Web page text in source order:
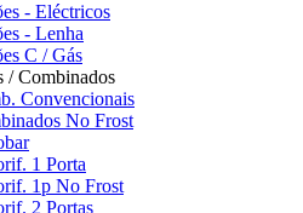
- Eléctricos
- Lenha
C / Gás
/ Combinados
Convencionais
No Frost
1 Porta
1p No Frost
2 Portas